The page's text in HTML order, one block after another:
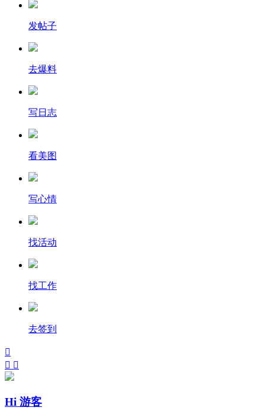
发帖子
去爆料
写日志
看美图
写心情
找活动
找工作
去签到

 
Hi 游客